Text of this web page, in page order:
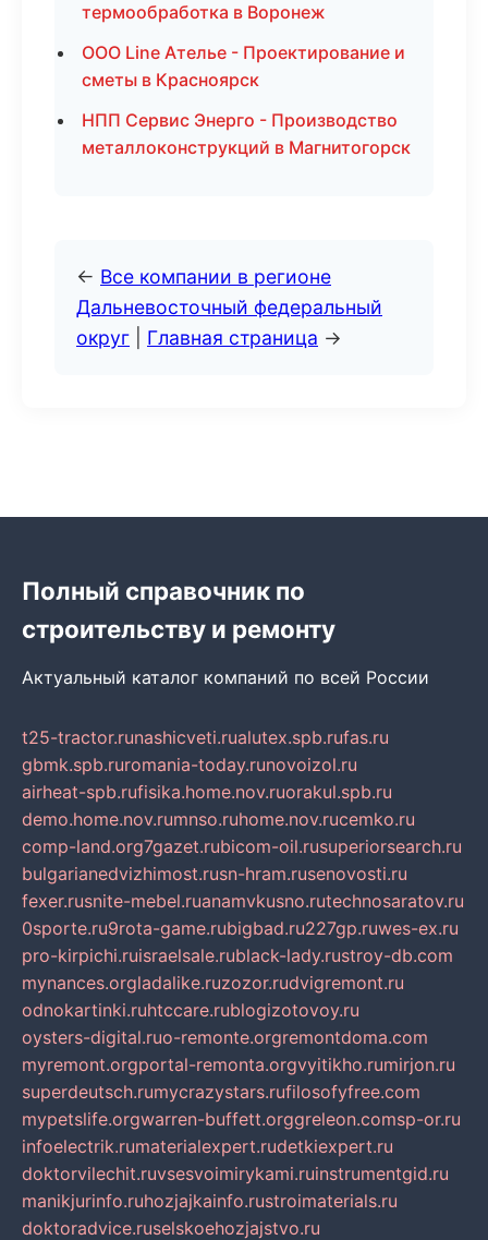
термообработка в Воронеж
ООО Line Ателье - Проектирование и
сметы в Красноярск
НПП Сервис Энерго - Производство
металлоконструкций в Магнитогорск
← Все компании в регионе
Дальневосточный федеральный
округ
Главная страница →
Полный справочник по
строительству и ремонту
Актуальный каталог компаний по всей России
t25-tractor.runashicveti.rualutex.spb.rufas.ru
gbmk.spb.ruromania-today.runovoizol.ru
airheat-spb.rufisika.home.nov.ruorakul.spb.ru
demo.home.nov.rumnso.ruhome.nov.rucemko.ru
comp-land.org7gazet.rubicom-oil.rusuperiorsearch.ru
bulgarianedvizhimost.rusn-hram.rusenovosti.ru
fexer.rusnite-mebel.ruanamvkusno.rutechnosaratov.ru
0sporte.ru9rota-game.rubigbad.ru227gp.ruwes-ex.ru
pro-kirpichi.ruisraelsale.rublack-lady.rustroy-db.com
mynances.orgladalike.ruzozor.rudvigremont.ru
odnokartinki.ruhtccare.rublogizotovoy.ru
oysters-digital.ruo-remonte.orgremontdoma.com
myremont.orgportal-remonta.orgvyitikho.rumirjon.ru
superdeutsch.rumycrazystars.rufilosofyfree.com
mypetslife.orgwarren-buffett.orggreleon.comsp-or.ru
infoelectrik.rumaterialexpert.rudetkiexpert.ru
doktorvilechit.ruvsesvoimirykami.ruinstrumentgid.ru
manikjurinfo.ruhozjajkainfo.rustroimaterials.ru
doktoradvice.ruselskoehozjajstvo.ru